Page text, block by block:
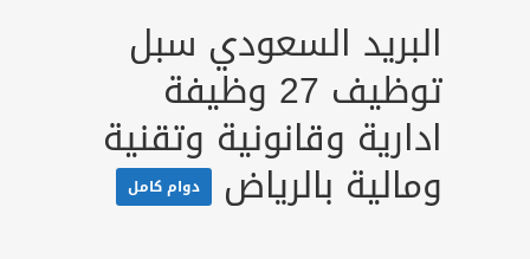
البريد السعودي سبل
توظيف 27 وظيفة
ادارية وقانونية وتقنية
ومالية بالرياض دوام كامل